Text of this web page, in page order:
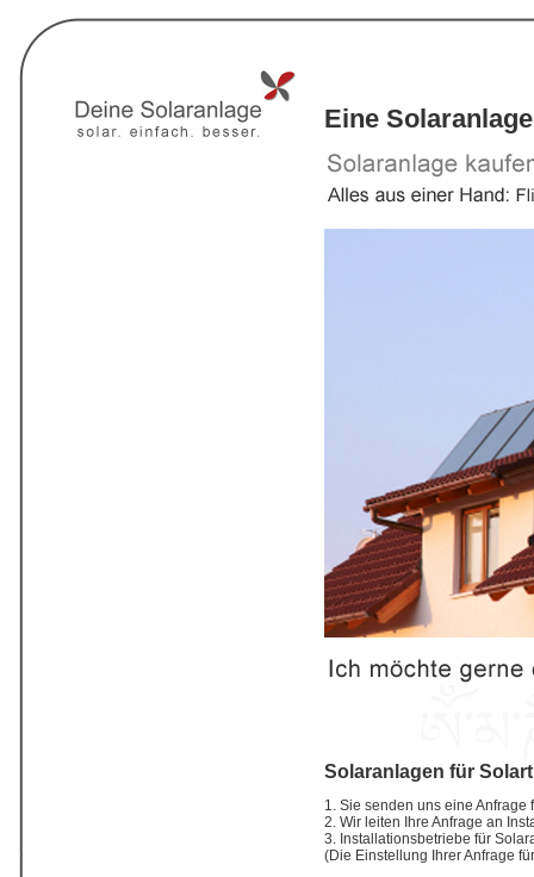
Eine
Solaranlagen für
1. Sie senden uns eine
2. Wir leiten Ihre Anfrage an
3. Installationsbetriebe für
(Die Einstellung Ihrer Anfrage